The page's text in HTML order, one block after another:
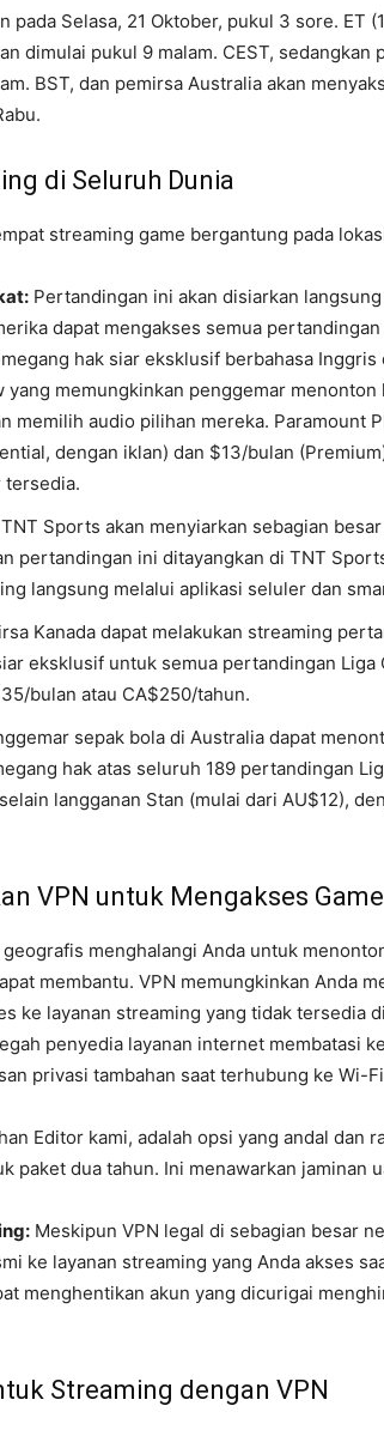
pada Selasa, 21 Oktober, pukul 3 sore. ET
dimulai pukul 9 malam. CEST,
BST, dan pemirsa Australia akan
di Seluruh Dunia
streaming game bergantung pada
Pertandingan ini akan disiarkan
dapat mengakses semua
hak siar eksklusif berbahasa
yang memungkinkan penggemar
memilih audio pilihan mereka. Paramount
dengan iklan) dan $13/bulan
tersedia.
TNT Sports akan menyiarkan sebagian
pertandingan ini ditayangkan di TNT
langsung melalui aplikasi seluler dan
Kanada dapat melakukan streaming
eksklusif untuk semua pertandingan Liga
bulan atau CA$250/tahun.
sepak bola di Australia dapat
hak atas seluruh 189 pertandingan
langganan Stan (mulai dari AU$12),
VPN untuk Mengakses Game
menghalangi Anda untuk
membantu. VPN memungkinkan Anda
ke layanan streaming yang tidak tersedia
penyedia layanan internet membatasi
privasi tambahan saat terhubung ke Wi-
Editor kami, adalah opsi yang andal dan
paket dua tahun. Ini menawarkan jaminan
Meskipun VPN legal di sebagian besar
ke layanan streaming yang Anda akses
menghentikan akun yang dicurigai
Streaming dengan VPN